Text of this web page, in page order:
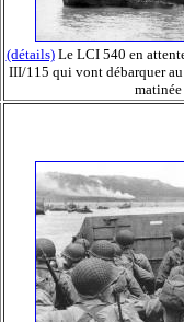
(détails)Le LCI 540 en
III/115 qui vont débarquer
matinée